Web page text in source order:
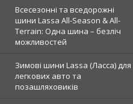
Всесезонні та вседорожні
шини Lassa All-Season & All-
Terrain: Одна шина – безліч
можливостей
Зимові шини Lassa (Ласса) для
легкових авто та
позашляховиків